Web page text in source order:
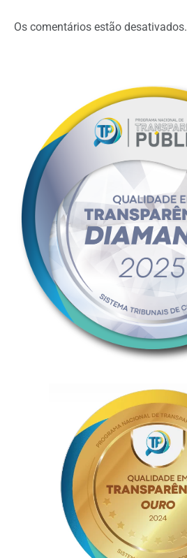
Os comentários estão desativados.